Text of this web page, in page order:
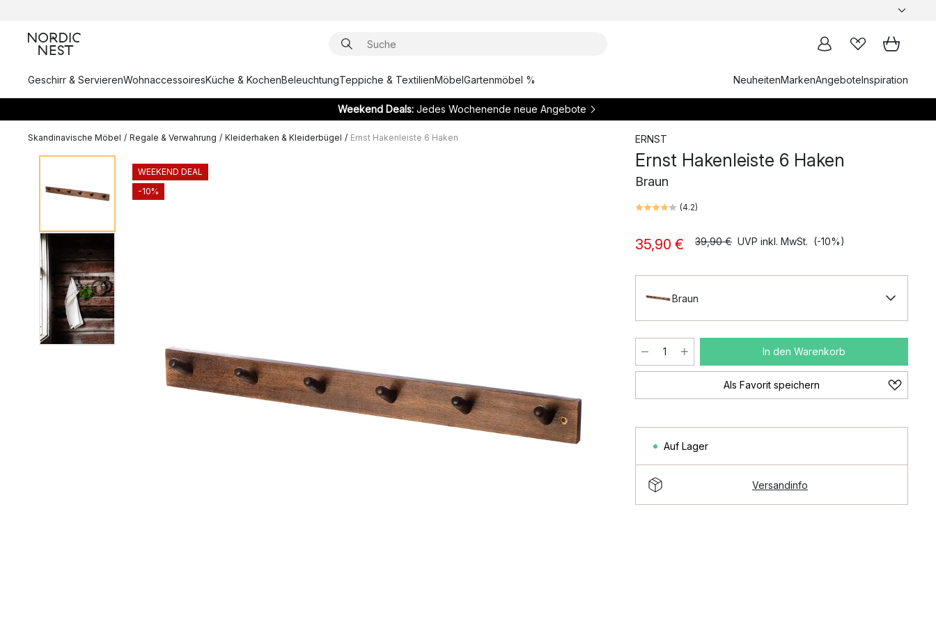
Geschirr & ServierenWohnaccessoiresKüche & KochenBeleuchtungTeppiche & TextilienMöbelGartenmöbel % NeuheitenMarkenAngeboteInspiration
Weekend Deals:Jedes Wochenende neue Angebote
Skandinavische Möbel / Regale & Verwahrung / Kleiderhaken & Kleiderbügel / Ernst Hakenleiste 6 Haken
WEEKEND DEAL
-10%
ERNST
Ernst Hakenleiste 6 Haken
Braun
(4.2)
35,90 € 39,90 € UVP inkl. MwSt. (-10%)
Braun
In den Warenkorb
Als Favorit speichern
Auf Lager
Versandinfo